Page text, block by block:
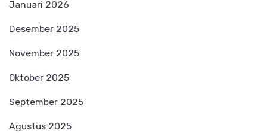
Januari 2026
Desember 2025
November 2025
Oktober 2025
September 2025
Agustus 2025